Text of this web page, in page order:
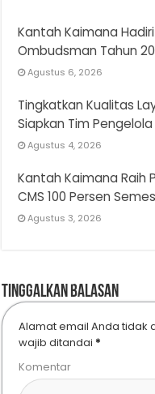
Kantah Kaimana
Ombudsman Tahun
Agustus 6, 2026
Tingkatkan Kualitas
Siapkan Tim
Agustus 4, 2026
Kantah Kaimana Raih
CMS 100 Persen
Agustus 3, 2026
Tinggalkan Balasan
Alamat email Anda tidak
wajib ditandai *
Komentar